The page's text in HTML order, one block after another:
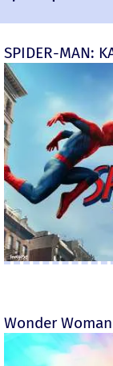
SPIDER-MAN:
Wonder